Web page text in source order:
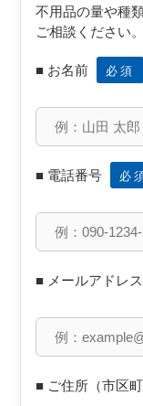
不用品の量や種
ご相談ください。
■ お名前
必須
■ 電話番号 必
■ メールアドレス
■ ご住所（市区